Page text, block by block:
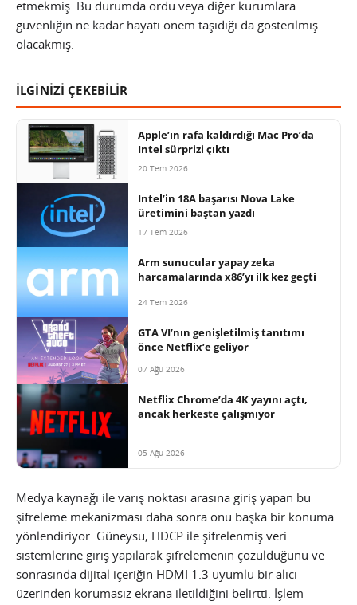
etmekmiş. Bu durumda ordu veya diğer kurumlara
güvenliğin ne kadar hayati önem taşıdığı da gösterilmiş
olacakmış.
İLGİNİZİ ÇEKEBİLİR
Apple’ın rafa kaldırdığı Mac Pro’da
Intel sürprizi çıktı
20 Tem 2026
Intel’in 18A başarısı Nova Lake
üretimini baştan yazdı
17 Tem 2026
Arm sunucular yapay zeka
harcamalarında x86’yı ilk kez geçti
24 Tem 2026
GTA VI’nın genişletilmiş tanıtımı
önce Netflix’e geliyor
07 Ağu 2026
Netflix Chrome’da 4K yayını açtı,
ancak herkeste çalışmıyor
05 Ağu 2026
Medya kaynağı ile varış noktası arasına giriş yapan bu
şifreleme mekanizması daha sonra onu başka bir konuma
yönlendiriyor. Güneysu, HDCP ile şifrelenmiş veri
sistemlerine giriş yapılarak şifrelemenin çözüldüğünü ve
sonrasında dijital içeriğin HDMI 1.3 uyumlu bir alıcı
üzerinden korumasız ekrana iletildiğini belirtti. İşlem